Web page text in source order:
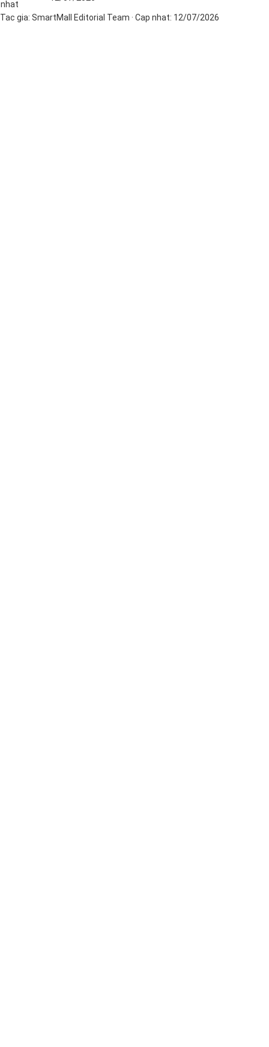
nhat
Tac gia: SmartMall Editorial Team · Cap nhat: 12/07/2026